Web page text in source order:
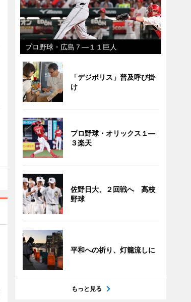
プロ野球・広島７―１１巨人
「デジポリス」普及呼び掛
け
プロ野球・オリックス１―
３楽天
佐野日大、２回戦へ 高校
野球
平和への祈り、灯籠流しに
もっと見る